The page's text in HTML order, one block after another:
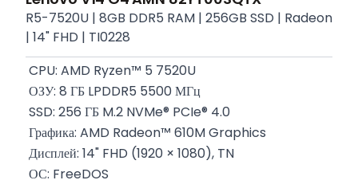
R5-7520U | 8GB DDR5 RAM | 256GB SSD | Radeon
| 14" FHD | TI0228
CPU: AMD Ryzen™ 5 7520U
ОЗУ: 8 ГБ LPDDR5 5500 МГц
SSD: 256 ГБ M.2 NVMe® PCIe® 4.0
Графика: AMD Radeon™ 610M Graphics
Дисплей: 14" FHD (1920 × 1080), TN
ОС: FreeDOS